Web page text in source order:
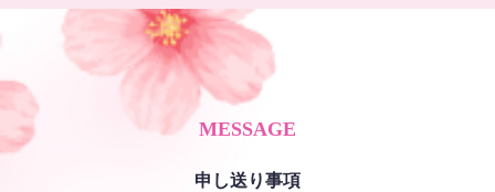
MESSAGE
申し送り事項